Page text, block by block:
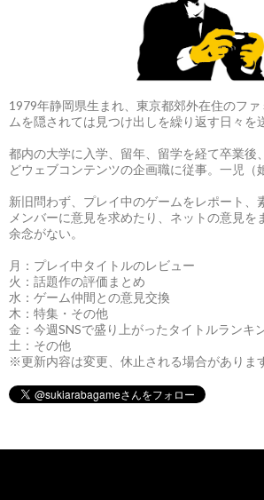
1979年静岡県生まれ、東京都郊外在住のフ
ムを隠されては見つけ出しを繰り返す日々を
都内の大学に入学、留年、留学を経て卒業後
どウェブコンテンツの企画職に従事。一児（
新旧問わず、プレイ中のゲームをレポート、
メンバーに意見を求めたり、ネットの意見を
余念がない。
月：プレイ中タイトルのレビュー
火：話題作の評価まとめ
水：ゲーム仲間との意見交換
木：特集・その他
金：今週SNSで盛り上がったタイトルランキ
土：その他
※更新内容は変更、休止される場合がありま